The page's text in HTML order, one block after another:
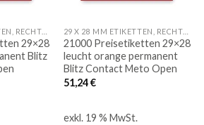
29×28
Blitz
21000 Preisetiketten 29×28
leucht orange permanent
Blitz Contact Meto Open
51,24€
exkl. 19 % MwSt.